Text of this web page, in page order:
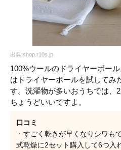
出典:shop.r10s.jp
100%ウールのドライヤーボー
はドライヤーボールを試してみ
す。洗濯物が多いおうちでは、
ちょうどいいですよ。
口コミ
・すごく乾きが早くなりシワも
式乾燥に2セット購入して6つ入